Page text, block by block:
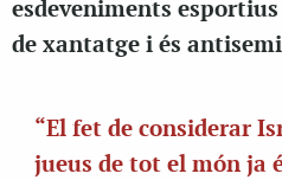
esdeveniments
de xantatge i és
“El fet de considerar
jueus de tot el món ja